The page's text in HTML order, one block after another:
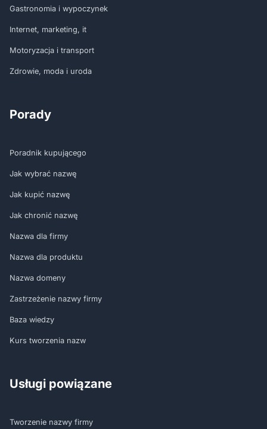
Gastronomia i wypoczynek
Internet, marketing, it
Motoryzacja i transport
Zdrowie, moda i uroda
Porady
Poradnik kupującego
Jak wybrać nazwę
Jak kupić nazwę
Jak chronić nazwę
Nazwa dla firmy
Nazwa dla produktu
Nazwa domeny
Zastrzeżenie nazwy firmy
Baza wiedzy
Kurs tworzenia nazw
Usługi powiązane
Tworzenie nazwy firmy